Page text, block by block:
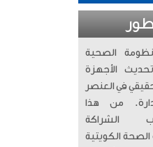
الصحية
الأجهزة
في العنصر
من هذا
الشراكة
الصحة الكويتية